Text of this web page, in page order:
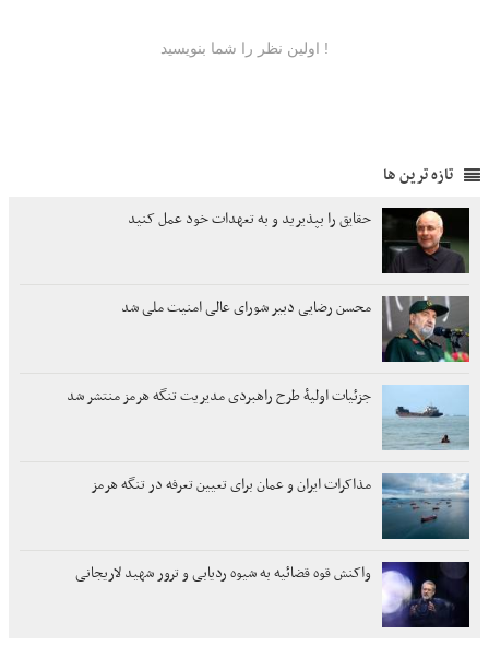
تازه ترین ها
حقایق را بپذیرید و به تعهدات خود عمل کنید
محسن رضایی دبیر شورای عالی امنیت ملی شد
جزئیات اولیۀ طرح راهبردی مدیریت تنگه هرمز منتشر شد
مذاکرات ایران و عمان برای تعیین تعرفه در تنگه هرمز
واکنش قوه قضائیه به شیوه ردیابی و ترور شهید لاریجانی